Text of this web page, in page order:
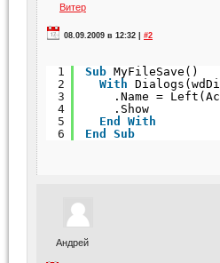
Витер
08.09.2009 в 12:32 | #2
1
2
3
4
5
6
Sub MyFileSave()
With
.Name =
.Show
End
With
End
Sub
Андрей